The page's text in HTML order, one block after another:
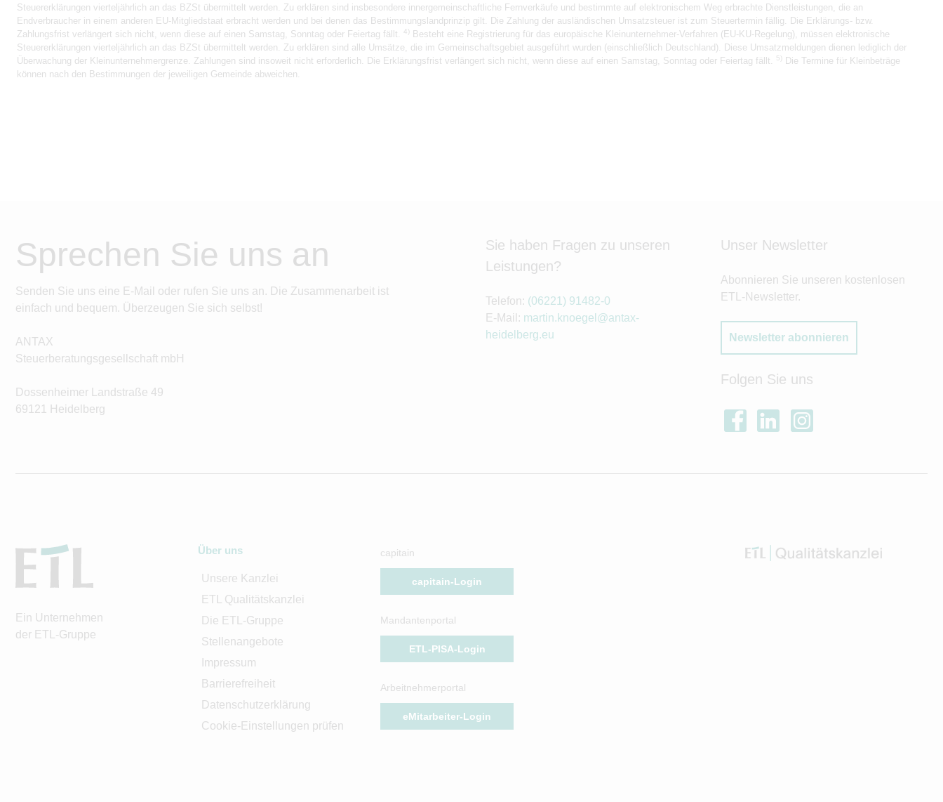
Steuererklärungen vierteljährlich an das BZSt übermittelt werden. Zu erklären sind insbesondere innergemeinschaftliche Fernverkäufe und bestimmte auf elektronischem Weg erbrachte Dienstleistungen, die an
Endverbraucher in einem anderen EU-Mitgliedstaat erbracht werden und bei denen das Bestimmungslandprinzip gilt. Die Zahlung der ausländischen Umsatzsteuer ist zum Steuertermin fällig. Die Erklärungs- bzw.
Zahlungsfrist verlängert sich nicht, wenn diese auf einen Samstag, Sonntag oder Feiertag fällt.
4)
Besteht eine Registrierung für das europäische Kleinunternehmer-Verfahren (EU-KU-Regelung), müssen elektronische
Steuererklärungen vierteljährlich an das BZSt übermittelt werden. Zu erklären sind alle Umsätze, die im Gemeinschaftsgebiet ausgeführt wurden (einschließlich Deutschland). Diese Umsatzmeldungen dienen lediglich der
Überwachung der Kleinunternehmergrenze. Zahlungen sind insoweit nicht erforderlich. Die Erklärungsfrist verlängert sich nicht, wenn diese auf einen Samstag, Sonntag oder Feiertag fällt.
5)
Die Termine für Kleinbeträge
können nach den Bestimmungen der jeweiligen Gemeinde abweichen.
Sprechen Sie uns an
Senden Sie uns eine E-Mail oder rufen Sie uns an. Die Zusammenarbeit ist
einfach und bequem. Überzeugen Sie sich selbst!
ANTAX
Steuerberatungsgesellschaft mbH
Dossenheimer Landstraße 49
69121 Heidelberg
Sie haben Fragen zu unseren
Leistungen?
Telefon: (06221) 91482-0
E-Mail: martin.knoegel@antax-
heidelberg.eu
Unser Newsletter
Abonnieren Sie unseren kostenlosen
ETL-Newsletter.
Newsletter abonnieren
Folgen Sie uns
Ein Unternehmen
der ETL-Gruppe
Über uns
Unsere Kanzlei
ETL Qualitätskanzlei
Die ETL-Gruppe
Stellenangebote
Impressum
Barrierefreiheit
Datenschutzerklärung
Cookie-Einstellungen prüfen
capitain
capitain-Login
Mandantenportal
ETL-PISA-Login
Arbeitnehmerportal
eMitarbeiter-Login